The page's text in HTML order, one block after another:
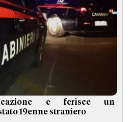
e ferisce un
19enne straniero